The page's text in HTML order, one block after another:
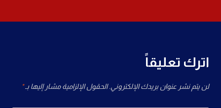
اترك تعليقاً
لن يتم نشر عنوان بريدك الإلكتروني. الحقول الإلزامية مشار إليها بـ*